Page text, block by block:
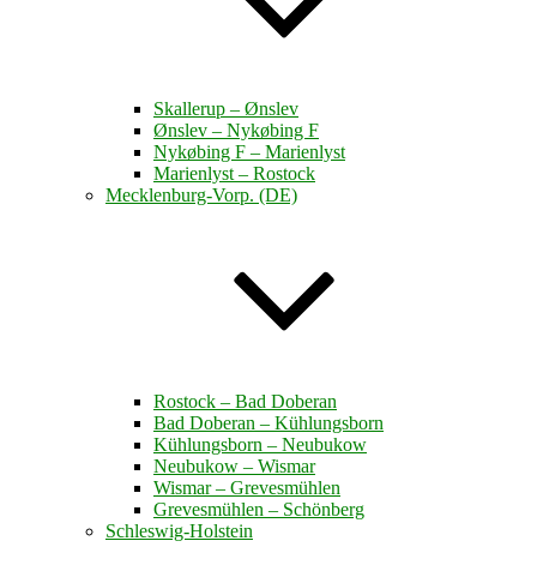
Skallerup – Ønslev
Ønslev – Nykøbing F
Nykøbing F – Marienlyst
Marienlyst – Rostock
Mecklenburg-Vorp. (DE)
Rostock – Bad Doberan
Bad Doberan – Kühlungsborn
Kühlungsborn – Neubukow
Neubukow – Wismar
Wismar – Grevesmühlen
Grevesmühlen – Schönberg
Schleswig-Holstein